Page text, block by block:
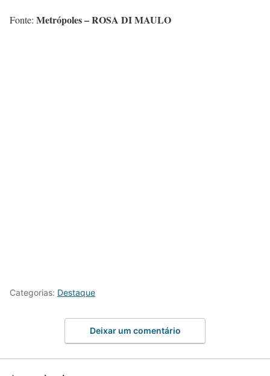
Fonte: Metrópoles – ROSA DI MAULO
Categorias: Destaque
Deixar um comentário